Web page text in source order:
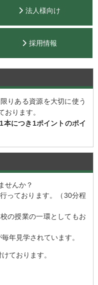
法人様向け
採用情報
りある資源を大切に使う
おります。
1本につき1ポイントのポイ
せんか？
っております。（30分程
の授業の一環としてもお
年見学されています。
ております。